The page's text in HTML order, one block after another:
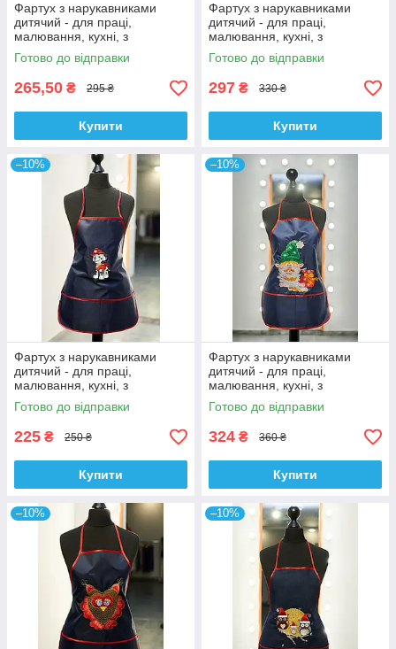
Фартух з нарукавниками
дитячий - для праці,
малювання, кухні, з
вишивкою - малюнок 1, колір
- синій
Готово до відправки
265,50 ₴ 295 ₴
Купити
Фартух з нарукавниками
дитячий - для праці,
малювання, кухні, з
вишивкою - гномик 4, колір -
темно - синій
Готово до відправки
297 ₴ 330 ₴
Купити
–10%
Фартух з нарукавниками
дитячий - для праці,
малювання, кухні, з
вишивкою - Щенячий патруль
- Маршал, колір - темно-
Готово до відправки
225 ₴ 250 ₴
Купити
–10%
Фартух з нарукавниками
дитячий - для праці,
малювання, кухні, з
вишивкою - гномик, колір -
темно - синій
Готово до відправки
324 ₴ 360 ₴
Купити
–10% –10%